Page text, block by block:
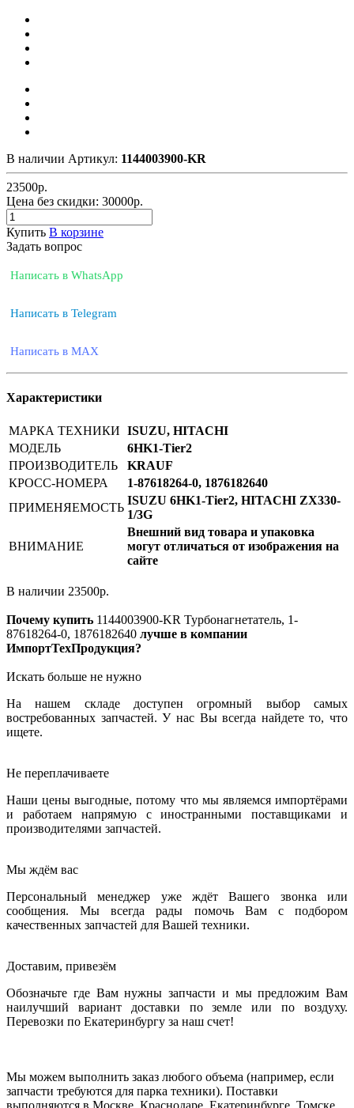
В наличии Артикул: 1144003900-KR
23500р.
Цена без скидки: 30000р.
Купить В корзине
Задать вопрос
Написать в WhatsApp
Написать в Telegram
Написать в MAX
Характеристики
МАРКА ТЕХНИКИ ISUZU, HITACHI
МОДЕЛЬ
6HK1-Tier2
ПРОИЗВОДИТЕЛЬ
KRAUF
КРОСС-НОМЕРА
1-87618264-0, 1876182640
ПРИМЕНЯЕМОСТЬ
ISUZU 6HK1-Tier2, HITACHI ZX330-
1/3G
ВНИМАНИЕ
Внешний вид товара и упаковка
могут отличаться от изображения на
сайте
В наличии 23500р.
Почему купить 1144003900-KR Турбонагнетатель, 1-
87618264-0, 1876182640 лучше в компании
ИмпортТехПродукция?
Искать больше не нужно
На нашем складе доступен огромный выбор самых
востребованных запчастей. У нас Вы всегда найдете то, что
ищете.
Не переплачиваете
Наши цены выгодные, потому что мы являемся импортёрами
и работаем напрямую с иностранными поставщиками и
производителями запчастей.
Мы ждём вас
Персональный менеджер уже ждёт Вашего звонка или
сообщения. Мы всегда рады помочь Вам с подбором
качественных запчастей для Вашей техники.
Доставим, привезём
Обозначьте где Вам нужны запчасти и мы предложим Вам
наилучший вариант доставки по земле или по воздуху.
Перевозки по Екатеринбургу за наш счет!
Мы можем выполнить заказ любого объема (например, если
запчасти требуются для парка техники). Поставки